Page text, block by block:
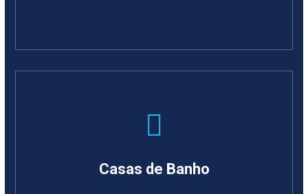
Casas de Banho